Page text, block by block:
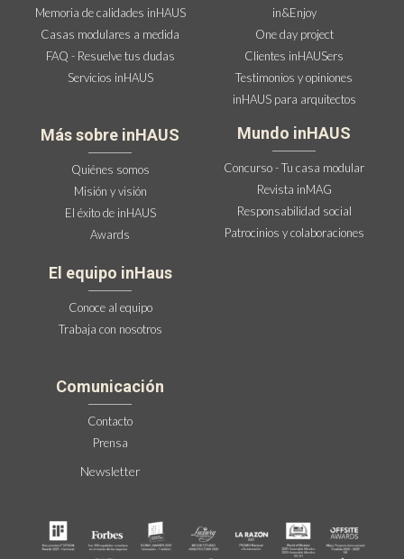
Memoria de calidades inHAUS
Casas modulares a medida
FAQ - Resuelve tus dudas
Servicios inHAUS
Más sobre inHAUS
Quiénes somos
Misión y visión
El éxito de inHAUS
Awards
in&Enjoy
One day project
Clientes inHAUSers
Testimonios y opiniones
inHAUS para arquitectos
Mundo inHAUS
Concurso - Tu casa modular
Revista inMAG
Responsabilidad social
Patrocinios y colaboraciones
El equipo inHaus
Conoce al equipo
Trabaja con nosotros
Comunicación
Contacto
Prensa
Newsletter